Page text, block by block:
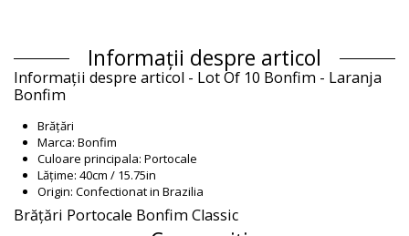
Informații despre articol
Informații despre articol - Lot Of 10 Bonfim - Laranja
Bonfim
Brățări
Marca: Bonfim
Culoare principala: Portocale
Lățime: 40cm / 15.75in
Origin: Confectionat in Brazilia
Brățări Portocale Bonfim Classic